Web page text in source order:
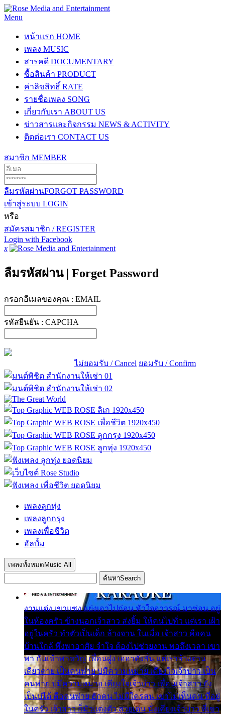
Menu
หน้าแรก HOME
เพลง MUSIC
สารคดี DOCUMENTARY
ซื้อสินค้า PRODUCT
ค่าลิขสิทธิ์ RATE
รายชื่อเพลง SONG
เกี่ยวกับเรา ABOUT US
ข่าวสารและกิจกรรม NEWS & ACTIVITY
ติดต่อเรา CONTACT US
สมาชิก MEMBER
ลืมรหัสผ่านFORGOT PASSWORD
เข้าสู่ระบบ LOGIN
หรือ
สมัครสมาชิก / REGISTER
Login with Facebook
x
ลืมรหัสผ่าน | Forget Password
กรอกอีเมลของคุณ : EMAIL
รหัสยืนยัน : CAPCHA
ไม่ยอมรับ / Cancel ยอมรับ / Confirm
เพลงลูกทุ่ง
เพลงลูกกรุง
เพลงเพื่อชีวิต
อัลบั้ม
เพลงทั้งหมด Music All
ค้นหาSearch
งานแต่ง เขาแซง แย่งเอาไปก่อน หัวใจอาวรณ์ มาซ่อน อยู่
ในห้องครัว ข้างนอกเจ้าสาว ส่งยิ้ม ให้คนไปทั่ว แต่เรา เฝ้า
อยู่ในครัว ทำตัวเป็นเด็ก ล้างจาน ในเมื่อ เจ้าสาว คือคน
บ้านใกล้ พึ่งพาอาศัย จำใจ ต้องไปช่วยงาน พอถึงเวลา เขา
พา กันเข้าพาขวัญ เพื่อนฝูง เฮฮาดังลั่น แต่เราล้างจาน
เดียวดาย เป็นคนพ่าย บ่มีความหมาย เคียงใจเจ้าบ่าว เป็น
คนพ่าย บ่มีความหมาย เคียงใจเจ้าบ่าว เพื่อนเจ้าสาว ยัง
เป็นบ่ได้ คือคนพ่าย ฮักคน ไม่มีใครสน เขาไม่เห็นคน ที่อยู่
ในครัว เจ้าสาว ก็มัวแต่งตัว สวยเด่น นั่งเคียงเจ้าบ่าว ที่เขา